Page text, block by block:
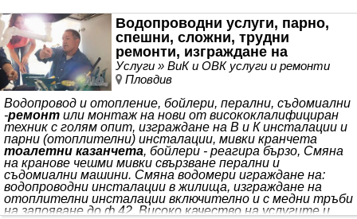
обследване, видео диагностика със камера!!! Със
професионална техника БЕЗ ПОЧИВЕН ДЕН!!!
Обследване на течове с!!! ТЕРМО КАМЕРА!!! влагомер и
отстраняване след това. Къртене, копане на ръка, със
техника къртене на плочки бетон и възстановяване
след това. Полагане на нова канализаця. Смяна на
вертикални щрангове за питейна вода, спирателни
кранове преди и след водомер, ъглови кранчета.
Изграждане на нова инсталация в бани,тоалетни,
кухня и многи други. Смяна на обратни води,
каменинови тръби,
Водопроводни услуги, парно,
спешни, сложни, трудни
ремонти, изграждане на
инсталации -, бойлери
Услуги » ВиК и ОВК услуги и ремонти
Пловдив
Водопровод и отопление, бойлери, перални, съдомиални
-ремонт или монтаж на нови от висококлалифициран
техник с голям опит, изграждане на В и К инсталации и
парни (отоплителни) инсталации, мивки кранчета
тоалетни казанчета, бойлери - реагира бързо, Смяна
на кранове чешми мивки свързване перални и
съдомиални машини. Смяна водомери играждане на:
водопроводни инсталации в жилища, изграждане на
отоплителни инсталации включително и с медни тръби
на запояване до ф 42. Високо качество на услугите и